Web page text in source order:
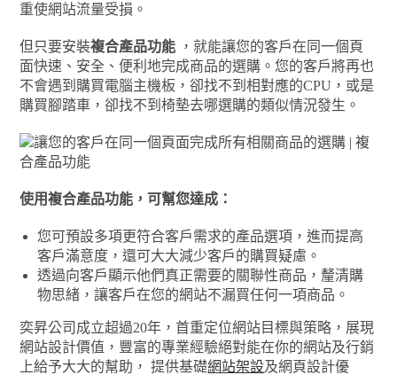
重使網站流量受損。
但只要安裝複合產品功能 ，就能讓您的客戶在同一個頁
面快速、安全、便利地完成商品的選購。您的客戶將再也
不會遇到購買電腦主機板，卻找不到相對應的CPU，或是
購買腳踏車，卻找不到椅墊去哪選購的類似情況發生。
使用複合產品功能，可幫您達成：
您可預設多項更符合客戶需求的產品選項，進而提高
客戶滿意度，還可大大減少客戶的購買疑慮。
透過向客戶顯示他們真正需要的關聯性商品，釐清購
物思緒，讓客戶在您的網站不漏買任何一項商品。
奕昇公司成立超過20年，首重定位網站目標與策略，展現
網站設計價值，豐富的專業經驗絕對能在你的網站及行銷
上給予大大的幫助， 提供基礎網站架設及網頁設計優